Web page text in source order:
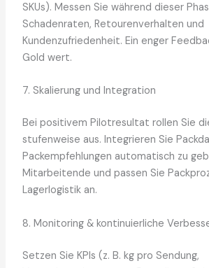
SKUs). Messen Sie während dieser
Schadenraten, Retourenverhalten und
Kundenzufriedenheit. Ein enger
Gold wert.
7. Skalierung und Integration
Bei positivem Pilotresultat rollen Sie
stufenweise aus. Integrieren Sie
Packempfehlungen automatisch zu
Mitarbeitende und passen Sie
Lagerlogistik an.
8. Monitoring & kontinuierliche
Setzen Sie KPIs (z. B. kg pro Sendung,